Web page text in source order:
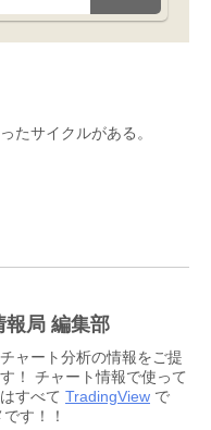
たサイクルがある。
報局 編集部
ャート分析の情報をご提
！ チャート情報で使って
すべて TradingView で
す！！